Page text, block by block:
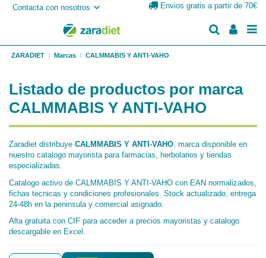
Contacta con nosotros Envios gratis a partir de 70€
ZARADIET Marcas CALMMABIS Y ANTI-VAHO
Listado de productos por marca
CALMMABIS Y ANTI-VAHO
Zaradiet distribuye CALMMABIS Y ANTI-VAHO, marca disponible en
nuestro catalogo mayorista para farmacias, herbolarios y tiendas
especializadas.
Catalogo activo de CALMMABIS Y ANTI-VAHO con EAN normalizados,
fichas tecnicas y condiciones profesionales. Stock actualizado, entrega
24-48h en la peninsula y comercial asignado.
Alta gratuita con CIF para acceder a precios mayoristas y catalogo
descargable en Excel.